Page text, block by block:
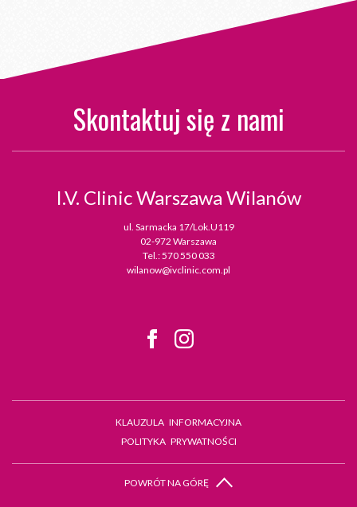
Skontaktuj się z nami
I.V. ClinicWarszawa Wilanów
ul. Sarmacka 17/Lok.U119
02-972 Warszawa
Tel.:570 550 033
wilanow@ivclinic.com.pl
KLAUZULA INFORMACYJNA
POLITYKA PRYWATNOŚCI
POWRÓT NA GÓRĘ